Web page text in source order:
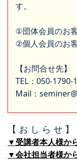
す。
①団体会員のお
②個人会員のお
【お問合せ先】
TEL：050-1790-
Mail：
【 お し ら せ 】
▼受講者本人様か
▼会社担当者様か